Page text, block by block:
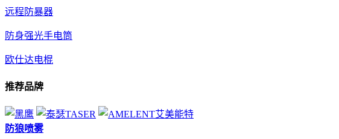
远程防暴器
防身强光手电筒
欧仕达电棍
推荐品牌
防狼喷雾